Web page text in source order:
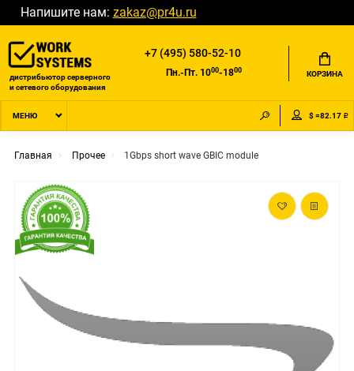
Напишите нам: zakaz@pr4u.ru
дистрибьютор серверного
и сетевого оборудования
+7 (495) 580-52-10
Пн.-Пт. 1000-1800 КОРЗИНА
МЕНЮ $ =82.17 ₽
Главная Прочее 1Gbps short wave GBIC module